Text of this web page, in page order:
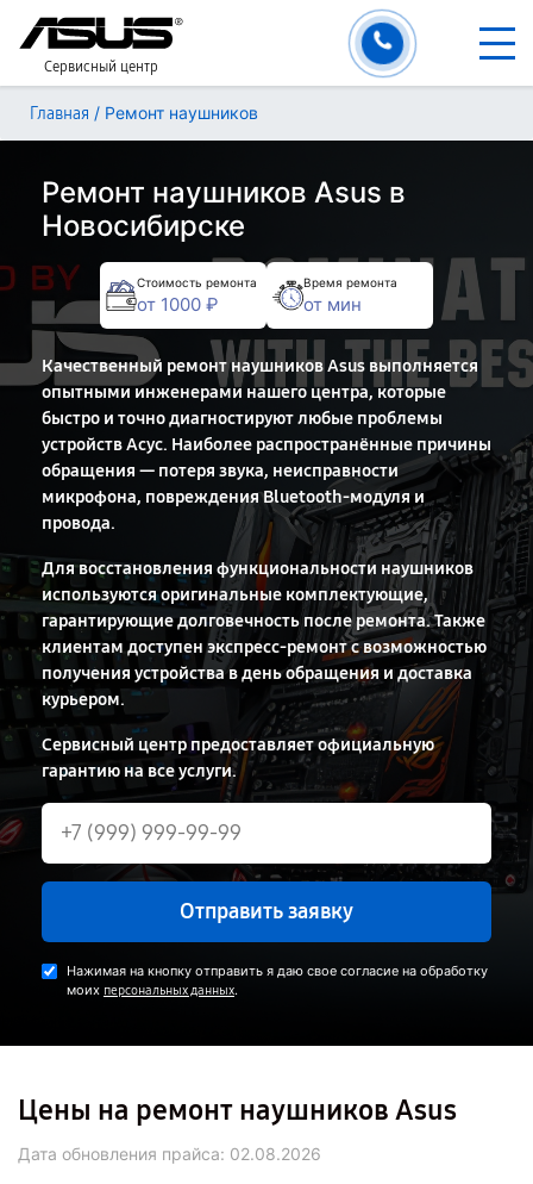
Сервисный центр
Главная / Ремонт наушников
Ремонт наушников Asus в
Новосибирске
Стоимость ремонта
от 1000 ₽
Время ремонта
от мин
Качественный ремонт наушников Asus выполняется
опытными инженерами нашего центра, которые
быстро и точно диагностируют любые проблемы
устройств Асус. Наиболее распространённые причины
обращения — потеря звука, неисправности
микрофона, повреждения Bluetooth-модуля и
провода.
Для восстановления функциональности наушников
используются оригинальные комплектующие,
гарантирующие долговечность после ремонта. Также
клиентам доступен экспресс-ремонт с возможностью
получения устройства в день обращения и доставка
курьером.
Сервисный центр предоставляет официальную
гарантию на все услуги.
Отправить заявку
Нажимая на кнопку отправить я даю свое согласие на обработку
моих персональных данных.
Цены на ремонт наушников Asus
Дата обновления прайса: 02.08.2026